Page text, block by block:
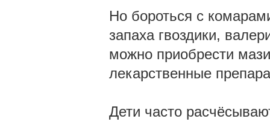
Но бороться с
запаха гвоздики,
можно приобрести
лекарственные
Дети часто